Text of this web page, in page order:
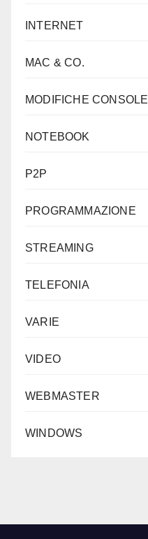
INTERNET
MAC & CO.
MODIFICHE CONSOLE
NOTEBOOK
P2P
PROGRAMMAZIONE
STREAMING
TELEFONIA
VARIE
VIDEO
WEBMASTER
WINDOWS